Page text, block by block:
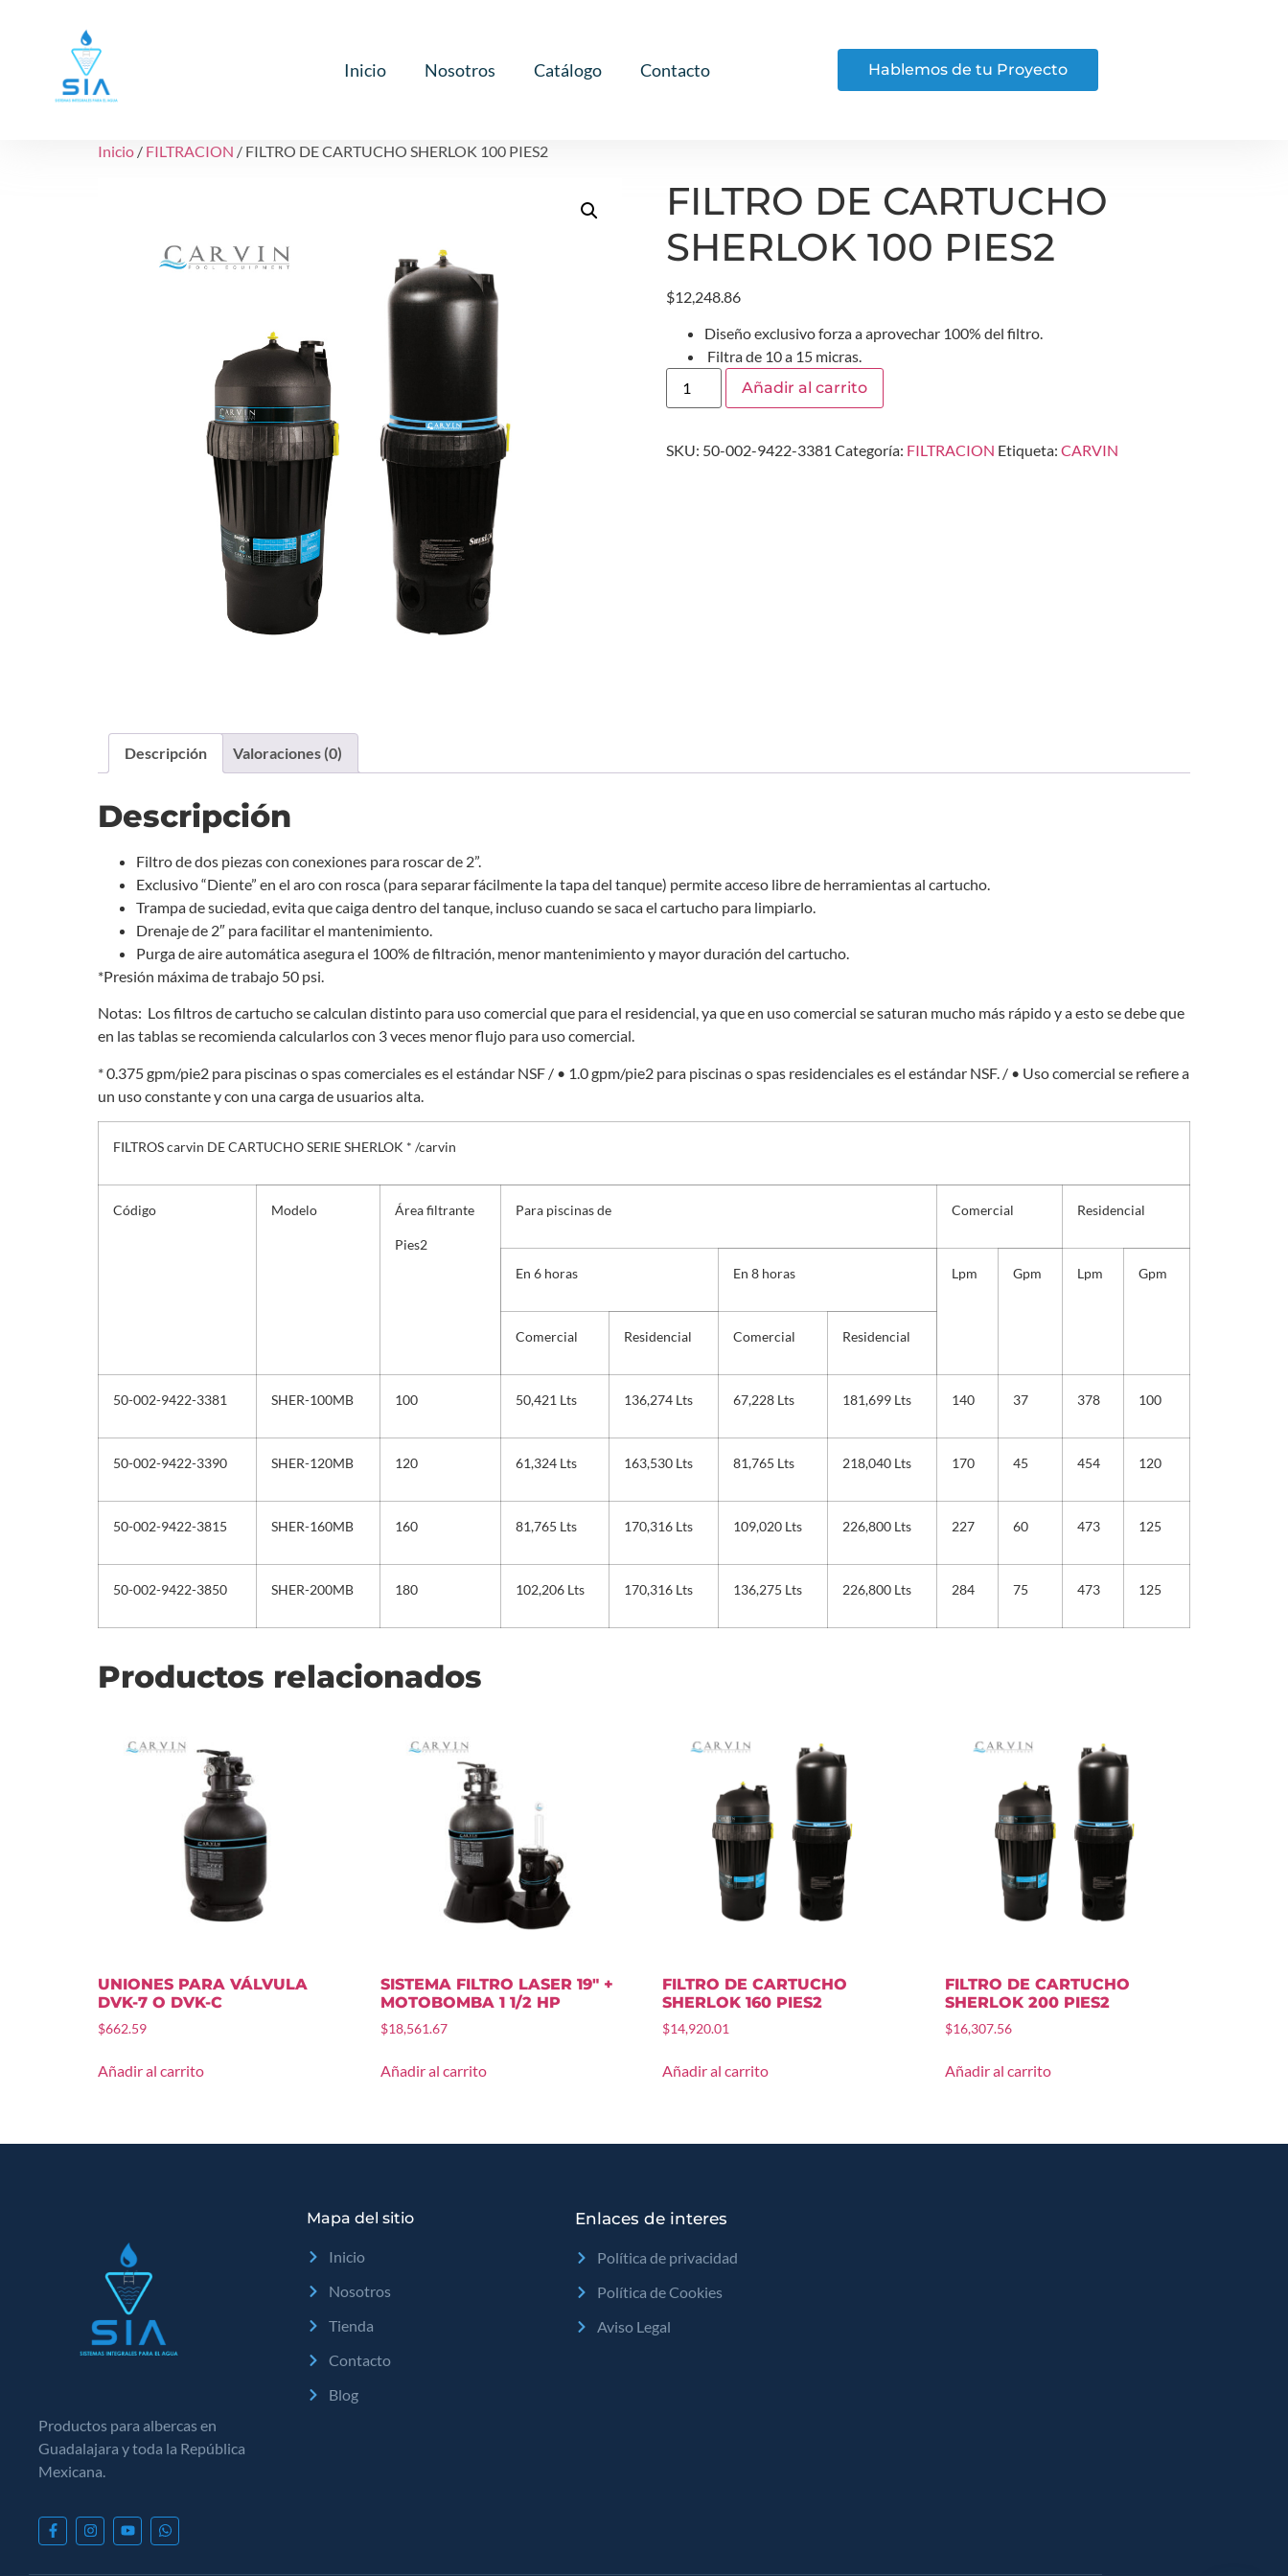
Inicio Nosotros Catálogo Contacto Hablemos de tu Proyecto
Inicio / FILTRACION / FILTRO DE CARTUCHO SHERLOK 100 PIES2
FILTRO DE CARTUCHO
SHERLOK 100 PIES2
$12,248.86
Diseño exclusivo forza a aprovechar 100% del filtro.
 Filtra de 10 a 15 micras.
Añadir al carrito
SKU: 50-002-9422-3381 Categoría: FILTRACION Etiqueta: CARVIN
Descripción Valoraciones (0)
Descripción
Filtro de dos piezas con conexiones para roscar de 2”.
Exclusivo “Diente” en el aro con rosca (para separar fácilmente la tapa del tanque) permite acceso libre de herramientas al cartucho.
Trampa de suciedad, evita que caiga dentro del tanque, incluso cuando se saca el cartucho para limpiarlo.
Drenaje de 2″ para facilitar el mantenimiento.
Purga de aire automática asegura el 100% de filtración, menor mantenimiento y mayor duración del cartucho.
*Presión máxima de trabajo 50 psi.
Notas: Los filtros de cartucho se calculan distinto para uso comercial que para el residencial, ya que en uso comercial se saturan mucho más rápido y a esto se debe que
en las tablas se recomienda calcularlos con 3 veces menor flujo para uso comercial.
* 0.375 gpm/pie2 para piscinas o spas comerciales es el estándar NSF / • 1.0 gpm/pie2 para piscinas o spas residenciales es el estándar NSF. / • Uso comercial se refiere a
un uso constante y con una carga de usuarios alta.
FILTROS carvin DE CARTUCHO SERIE SHERLOK * /carvin
Código Modelo Área filtrante
Pies2
Para piscinas de Comercial Residencial
En 6 horas En 8 horas Lpm Gpm Lpm Gpm
Comercial Residencial Comercial Residencial
50-002-9422-3381 SHER-100MB 100 50,421 Lts 136,274 Lts 67,228 Lts 181,699 Lts 140 37 378 100
50-002-9422-3390 SHER-120MB 120 61,324 Lts 163,530 Lts 81,765 Lts 218,040 Lts 170 45 454 120
50-002-9422-3815 SHER-160MB 160 81,765 Lts 170,316 Lts 109,020 Lts 226,800 Lts 227 60 473 125
50-002-9422-3850 SHER-200MB 180 102,206 Lts 170,316 Lts 136,275 Lts 226,800 Lts 284 75 473 125
Productos relacionados
UNIONES PARA VÁLVULA
DVK-7 O DVK-C
$662.59
Añadir al carrito
SISTEMA FILTRO LASER 19″ +
MOTOBOMBA 1 1/2 HP
$18,561.67
Añadir al carrito
FILTRO DE CARTUCHO
SHERLOK 160 PIES2
$14,920.01
Añadir al carrito
FILTRO DE CARTUCHO
SHERLOK 200 PIES2
$16,307.56
Añadir al carrito
Productos para albercas en
Guadalajara y toda la República
Mexicana.
Mapa del sitio
Inicio
Nosotros
Tienda
Contacto
Blog
Enlaces de interes
Política de privacidad
Política de Cookies
Aviso Legal